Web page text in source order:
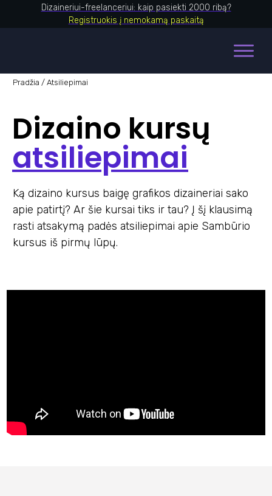
Dizaineriui-freelanceriui: kaip pasiekti 2000 ribą?
Registruokis į nemokamą paskaitą
Pradžia / Atsiliepimai
Dizaino kursų
atsiliepimai
Ką dizaino kursus baigę grafikos dizaineriai sako
apie patirtį? Ar šie kursai tiks ir tau? Į šį klausimą
rasti atsakymą padės atsiliepimai apie Sambūrio
kursus iš pirmų lūpų.